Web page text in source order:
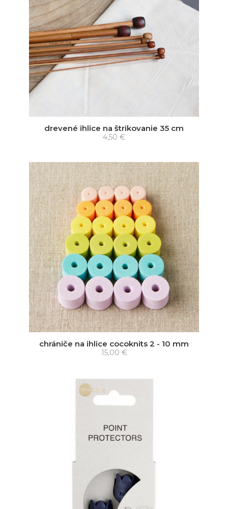
drevené ihlice na štrikovanie 35 cm
4,50 €
chrániče na ihlice cocoknits 2 - 10 mm
15,00 €